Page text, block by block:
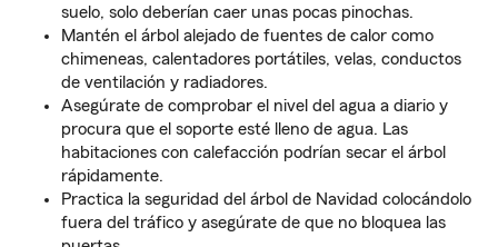
suelo, solo deberían caer unas pocas pinochas.
Mantén el árbol alejado de fuentes de calor como
chimeneas, calentadores portátiles, velas, conductos
de ventilación y radiadores.
Asegúrate de comprobar el nivel del agua a diario y
procura que el soporte esté lleno de agua. Las
habitaciones con calefacción podrían secar el árbol
rápidamente.
Practica la seguridad del árbol de Navidad colocándolo
fuera del tráfico y asegúrate de que no bloquea las